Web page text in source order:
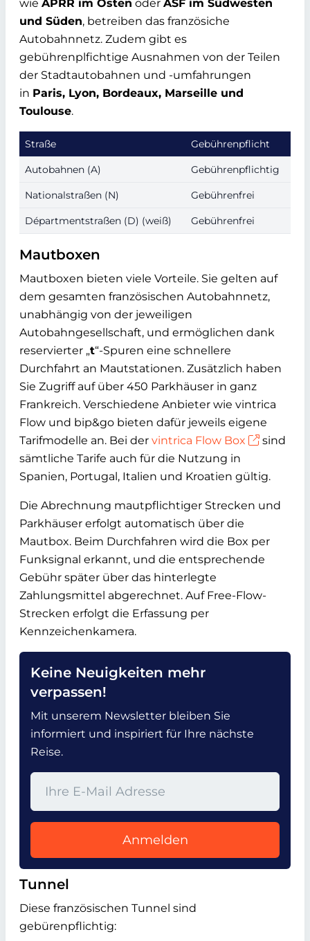
wie APRR im Osten oder ASF im Südwesten
und Süden, betreiben das französiche
Autobahnnetz. Zudem gibt es
gebührenplfichtige Ausnahmen von der Teilen
der Stadtautobahnen und -umfahrungen
in Paris, Lyon, Bordeaux, Marseille und
Toulouse.
Straße Gebührenpflicht
Autobahnen (A) Gebührenpflichtig
Nationalstraßen (N) Gebührenfrei
Départmentstraßen (D) (weiß) Gebührenfrei
Mautboxen
Mautboxen bieten viele Vorteile. Sie gelten auf
dem gesamten französischen Autobahnnetz,
unabhängig von der jeweiligen
Autobahngesellschaft, und ermöglichen dank
reservierter „t“-Spuren eine schnellere
Durchfahrt an Mautstationen. Zusätzlich haben
Sie Zugriff auf über 450 Parkhäuser in ganz
Frankreich. Verschiedene Anbieter wie vintrica
Flow und bip&go bieten dafür jeweils eigene
Tarifmodelle an. Bei der vintrica Flow Box
sind
sämtliche Tarife auch für die Nutzung in
Spanien, Portugal, Italien und Kroatien gültig.
Die Abrechnung mautpflichtiger Strecken und
Parkhäuser erfolgt automatisch über die
Mautbox. Beim Durchfahren wird die Box per
Funksignal erkannt, und die entsprechende
Gebühr später über das hinterlegte
Zahlungsmittel abgerechnet. Auf Free-Flow-
Strecken erfolgt die Erfassung per
Kennzeichenkamera.
Keine Neuigkeiten mehr
verpassen!
Mit unserem Newsletter bleiben Sie
informiert und inspiriert für Ihre nächste
Reise.
Anmelden
Tunnel
Diese französischen Tunnel sind
gebürenpflichtig: